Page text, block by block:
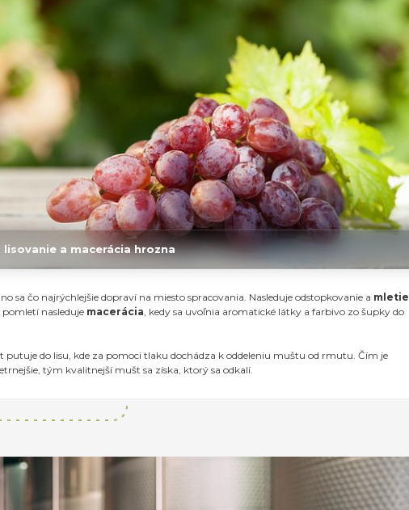
a macerácia hrozna
sa čo najrýchlejšie dopraví na miesto spracovania. Nasleduje odstopkovanie a mletie
pomletí nasleduje macerácia , kedy sa uvoľnia aromatické látky a farbivo zo šupky do
do lisu, kde za pomoci tlaku dochádza k oddeleniu muštu od rmutu. Čím je
tým kvalitnejší mušt sa získa, ktorý sa odkalí.